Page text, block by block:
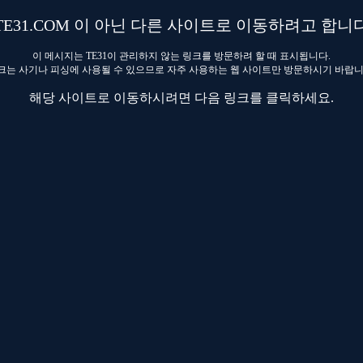
이 아닌 다른 사이트로 이동하려고 합니
이 메시지는 TE31이 관리하지 않는 링크를 방문하려 할 때 표시됩니다.
는 사기나 피싱에 사용될 수 있으므로 자주 사용하는 웹 사이트만 방문하시기 바랍
해당 사이트로 이동하시려면 다음 링크를 클릭하세요.